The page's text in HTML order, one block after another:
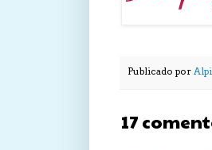
Publicado por
17